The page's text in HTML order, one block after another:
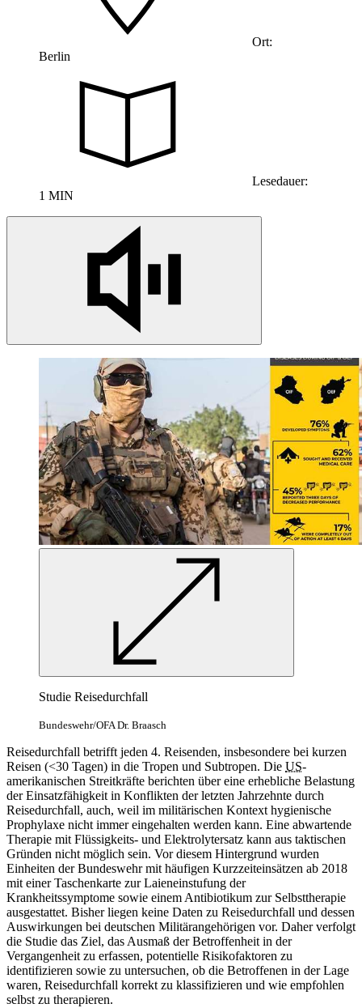
Ort:
Berlin
Lesedauer:
1 MIN
Studie Reisedurchfall
Bundeswehr/OFA Dr. Braasch
Reisedurchfall betrifft jeden 4. Reisenden, insbesondere bei kurzen
Reisen (<30 Tagen) in die Tropen und Subtropen. Die US-
amerikanischen Streitkräfte berichten über eine erhebliche Belastung
der Einsatzfähigkeit in Konflikten der letzten Jahrzehnte durch
Reisedurchfall, auch, weil im militärischen Kontext hygienische
Prophylaxe nicht immer eingehalten werden kann. Eine abwartende
Therapie mit Flüssigkeits- und Elektrolytersatz kann aus taktischen
Gründen nicht möglich sein. Vor diesem Hintergrund wurden
Einheiten der Bundeswehr mit häufigen Kurzzeiteinsätzen ab 2018
mit einer Taschenkarte zur Laieneinstufung der
Krankheitssymptome sowie einem Antibiotikum zur Selbsttherapie
ausgestattet. Bisher liegen keine Daten zu Reisedurchfall und dessen
Auswirkungen bei deutschen Militärangehörigen vor. Daher verfolgt
die Studie das Ziel, das Ausmaß der Betroffenheit in der
Vergangenheit zu erfassen, potentielle Risikofaktoren zu
identifizieren sowie zu untersuchen, ob die Betroffenen in der Lage
waren, Reisedurchfall korrekt zu klassifizieren und wie empfohlen
selbst zu therapieren.